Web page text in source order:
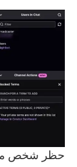
حظر شخص